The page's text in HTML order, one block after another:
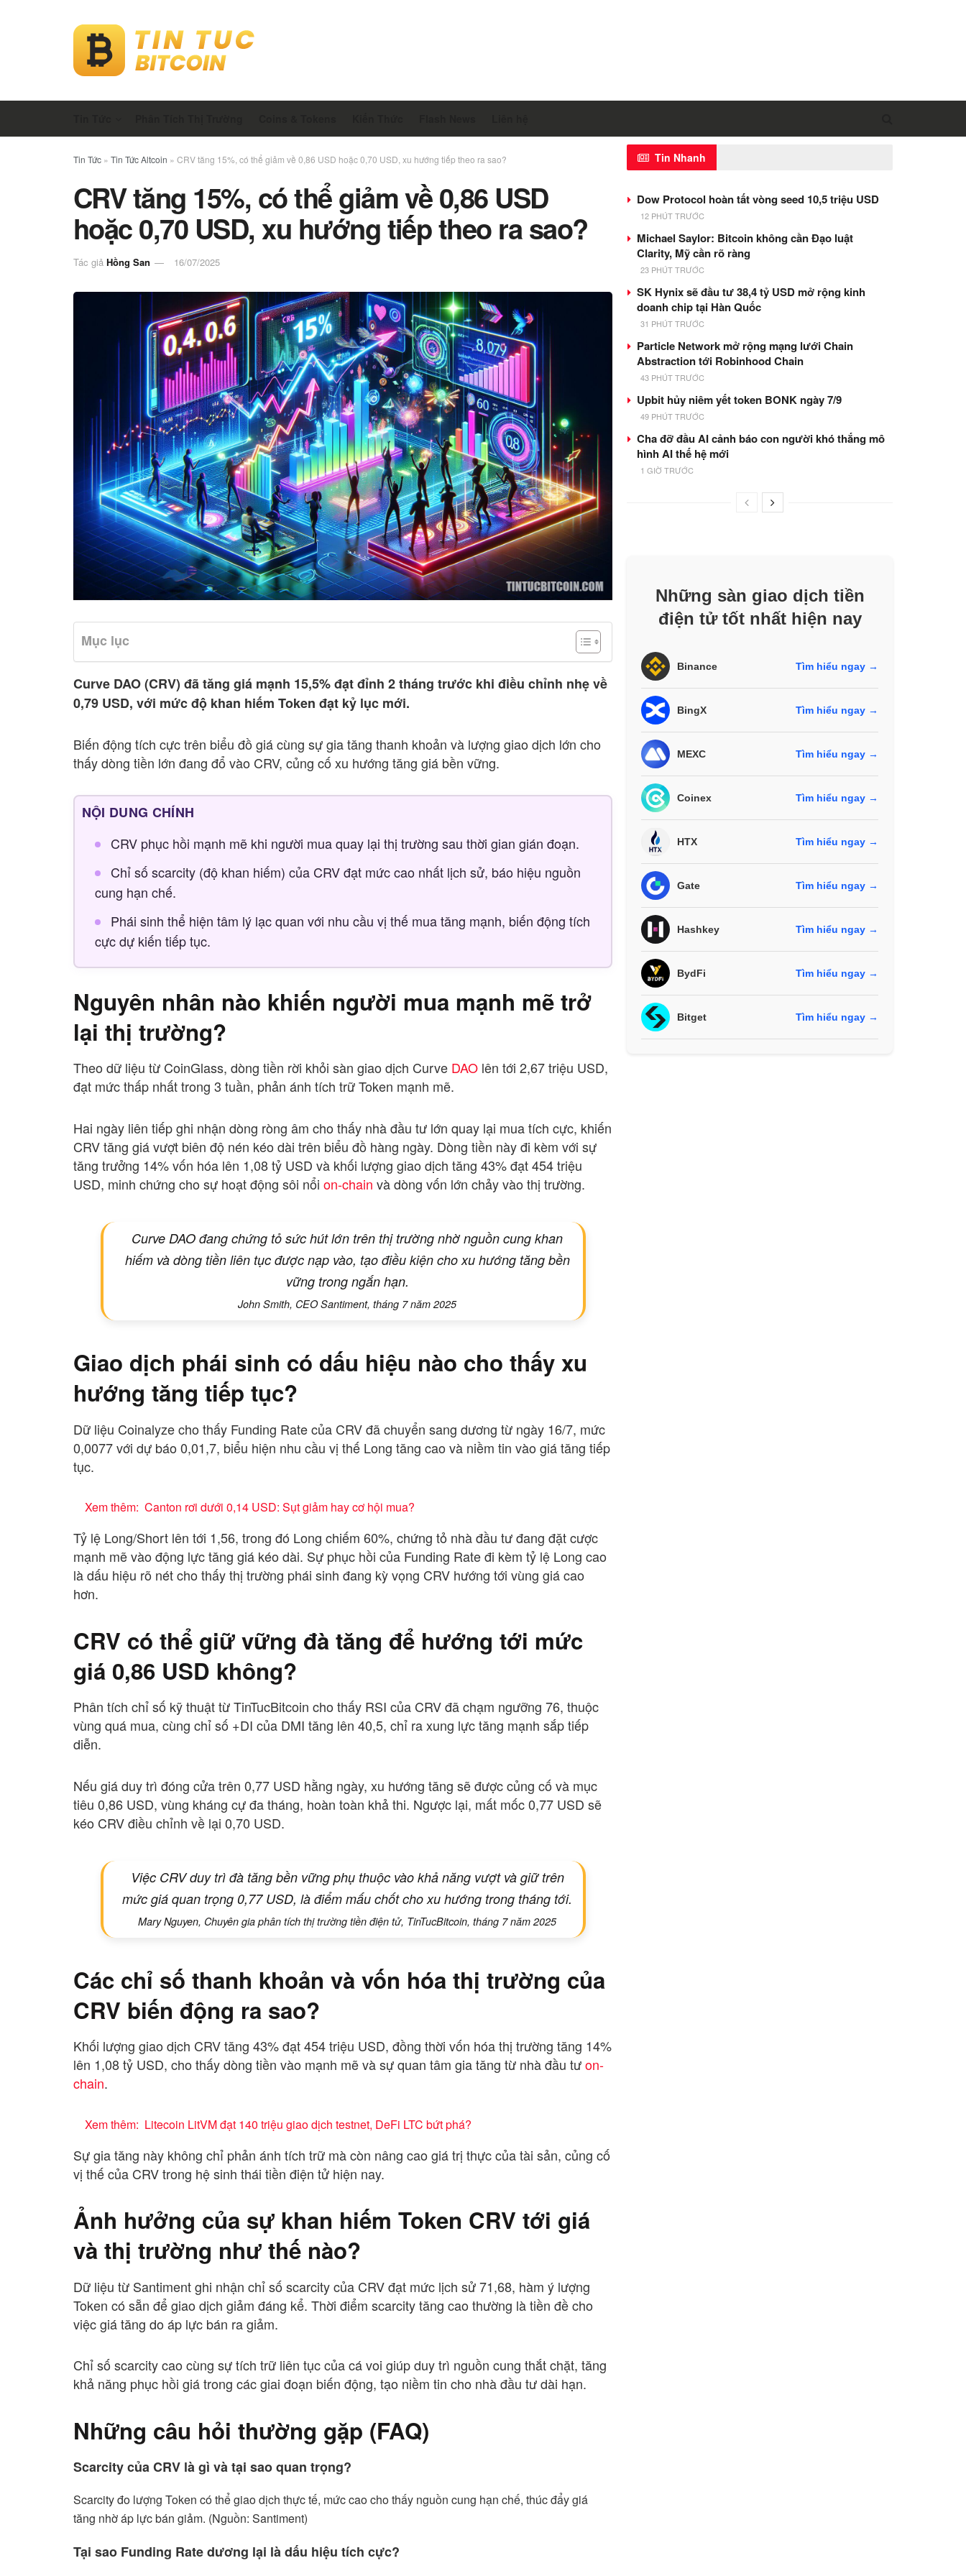
Tin Tức » Tin Tức Altcoin » CRV tăng 15%, có thể giảm về 0,86 USD hoặc 0,70 USD, xu hướng tiếp theo ra sao?
CRV tăng 15%, có thể giảm về 0,86 USD
hoặc 0,70 USD, xu hướng tiếp theo ra sao?
Tác giả Hồng San 16/07/2025
Mục lục
Curve DAO (CRV) đã tăng giá mạnh 15,5% đạt đỉnh 2 tháng trước khi điều chỉnh nhẹ về
0,79 USD, với mức độ khan hiếm Token đạt kỷ lục mới.
Biến động tích cực trên biểu đồ giá cùng sự gia tăng thanh khoản và lượng giao dịch lớn cho
thấy dòng tiền lớn đang đổ vào CRV, củng cố xu hướng tăng giá bền vững.
NỘI DUNG CHÍNH
CRV phục hồi mạnh mẽ khi người mua quay lại thị trường sau thời gian gián đoạn.
Chỉ số scarcity (độ khan hiếm) của CRV đạt mức cao nhất lịch sử, báo hiệu nguồn
cung hạn chế.
Phái sinh thể hiện tâm lý lạc quan với nhu cầu vị thế mua tăng mạnh, biến động tích
cực dự kiến tiếp tục.
Nguyên nhân nào khiến người mua mạnh mẽ trở
lại thị trường?
Theo dữ liệu từ CoinGlass, dòng tiền rời khỏi sàn giao dịch Curve DAO lên tới 2,67 triệu USD,
đạt mức thấp nhất trong 3 tuần, phản ánh tích trữ Token mạnh mẽ.
Hai ngày liên tiếp ghi nhận dòng ròng âm cho thấy nhà đầu tư lớn quay lại mua tích cực, khiến
CRV tăng giá vượt biên độ nén kéo dài trên biểu đồ hàng ngày. Dòng tiền này đi kèm với sự
tăng trưởng 14% vốn hóa lên 1,08 tỷ USD và khối lượng giao dịch tăng 43% đạt 454 triệu
USD, minh chứng cho sự hoạt động sôi nổi on-chain và dòng vốn lớn chảy vào thị trường.
Curve DAO đang chứng tỏ sức hút lớn trên thị trường nhờ nguồn cung khan
hiếm và dòng tiền liên tục được nạp vào, tạo điều kiện cho xu hướng tăng bền
vững trong ngắn hạn.
John Smith, CEO Santiment, tháng 7 năm 2025
Giao dịch phái sinh có dấu hiệu nào cho thấy xu
hướng tăng tiếp tục?
Dữ liệu Coinalyze cho thấy Funding Rate của CRV đã chuyển sang dương từ ngày 16/7, mức
0,0077 với dự báo 0,01,7, biểu hiện nhu cầu vị thế Long tăng cao và niềm tin vào giá tăng tiếp
tục.
Xem thêm: Canton rơi dưới 0,14 USD: Sụt giảm hay cơ hội mua?
Tỷ lệ Long/Short lên tới 1,56, trong đó Long chiếm 60%, chứng tỏ nhà đầu tư đang đặt cược
mạnh mẽ vào động lực tăng giá kéo dài. Sự phục hồi của Funding Rate đi kèm tỷ lệ Long cao
là dấu hiệu rõ nét cho thấy thị trường phái sinh đang kỳ vọng CRV hướng tới vùng giá cao
hơn.
CRV có thể giữ vững đà tăng để hướng tới mức
giá 0,86 USD không?
Phân tích chỉ số kỹ thuật từ TinTucBitcoin cho thấy RSI của CRV đã chạm ngưỡng 76, thuộc
vùng quá mua, cùng chỉ số +DI của DMI tăng lên 40,5, chỉ ra xung lực tăng mạnh sắp tiếp
diễn.
Nếu giá duy trì đóng cửa trên 0,77 USD hằng ngày, xu hướng tăng sẽ được củng cố và mục
tiêu 0,86 USD, vùng kháng cự đa tháng, hoàn toàn khả thi. Ngược lại, mất mốc 0,77 USD sẽ
kéo CRV điều chỉnh về lại 0,70 USD.
Việc CRV duy trì đà tăng bền vững phụ thuộc vào khả năng vượt và giữ trên
mức giá quan trọng 0,77 USD, là điểm mấu chốt cho xu hướng trong tháng tới.
Mary Nguyen, Chuyên gia phân tích thị trường tiền điện tử, TinTucBitcoin, tháng 7 năm 2025
Các chỉ số thanh khoản và vốn hóa thị trường của
CRV biến động ra sao?
Khối lượng giao dịch CRV tăng 43% đạt 454 triệu USD, đồng thời vốn hóa thị trường tăng 14%
lên 1,08 tỷ USD, cho thấy dòng tiền vào mạnh mẽ và sự quan tâm gia tăng từ nhà đầu tưon-
chain.
Xem thêm: Litecoin LitVM đạt 140 triệu giao dịch testnet, DeFi LTC bứt phá?
Sự gia tăng này không chỉ phản ánh tích trữ mà còn nâng cao giá trị thực của tài sản, củng cố
vị thế của CRV trong hệ sinh thái tiền điện tử hiện nay.
Ảnh hưởng của sự khan hiếm Token CRV tới giá
và thị trường như thế nào?
Dữ liệu từ Santiment ghi nhận chỉ số scarcity của CRV đạt mức lịch sử 71,68, hàm ý lượng
Token có sẵn để giao dịch giảm đáng kể. Thời điểm scarcity tăng cao thường là tiền đề cho
việc giá tăng do áp lực bán ra giảm.
Chỉ số scarcity cao cùng sự tích trữ liên tục của cá voi giúp duy trì nguồn cung thắt chặt, tăng
khả năng phục hồi giá trong các giai đoạn biến động, tạo niềm tin cho nhà đầu tư dài hạn.
Những câu hỏi thường gặp (FAQ)
Scarcity của CRV là gì và tại sao quan trọng?
Scarcity đo lượng Token có thể giao dịch thực tế, mức cao cho thấy nguồn cung hạn chế, thúc đẩy giá
tăng nhờ áp lực bán giảm. (Nguồn: Santiment)
Tại sao Funding Rate dương lại là dấu hiệu tích cực?
Tin Nhanh
Dow Protocol hoàn tất vòng seed 10,5 triệu USD
12 PHÚT TRƯỚC
Michael Saylor: Bitcoin không cần Đạo luật
Clarity, Mỹ cần rõ ràng
23 PHÚT TRƯỚC
SK Hynix sẽ đầu tư 38,4 tỷ USD mở rộng kinh
doanh chip tại Hàn Quốc
31 PHÚT TRƯỚC
Particle Network mở rộng mạng lưới Chain
Abstraction tới Robinhood Chain
43 PHÚT TRƯỚC
Upbit hủy niêm yết token BONK ngày 7/9
49 PHÚT TRƯỚC
Cha đỡ đầu AI cảnh báo con người khó thắng mô
hình AI thế hệ mới
1 GIỜ TRƯỚC
Những sàn giao dịch tiền
điện tử tốt nhất hiện nay
Binance Tìm hiểu ngay →
BingX Tìm hiểu ngay →
MEXC Tìm hiểu ngay →
Coinex Tìm hiểu ngay →
HTX Tìm hiểu ngay →
Gate Tìm hiểu ngay →
Hashkey Tìm hiểu ngay →
BydFi Tìm hiểu ngay →
Bitget Tìm hiểu ngay →